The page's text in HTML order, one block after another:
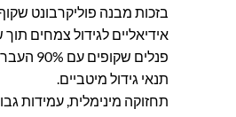
בזכות מבנה פוליקרבונט
אידיאליים לגידול צמחים
פנלים
תנאי גידול מיטביים.
תחזוקה מינימלית, עמידות